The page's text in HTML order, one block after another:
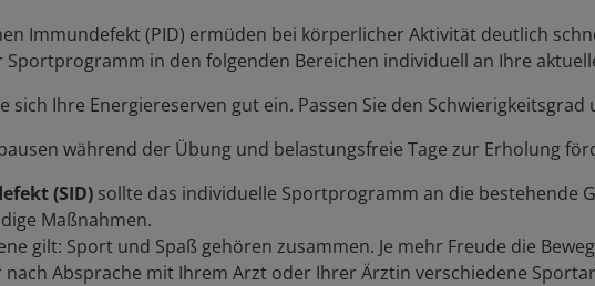
Immundefekt (PID) ermüden bei körperlicher Aktivität deutlich
Sportprogramm in den folgenden Bereichen individuell an Ihre
sich Ihre Energiereserven gut ein. Passen Sie den
während der Übung und belastungsfreie Tage zur Erholung
(SID) sollte das individuelle Sportprogramm an die bestehende
Maßnahmen.
gilt: Sport und Spaß gehören zusammen. Je mehr Freude die
Absprache mit Ihrem Arzt oder Ihrer Ärztin verschiedene